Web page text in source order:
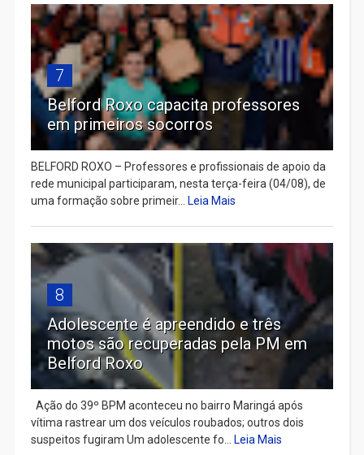
7
Belford Roxo capacita professores
em primeiros socorros
BELFORD ROXO – Professores e profissionais de apoio da
rede municipal participaram, nesta terça-feira (04/08), de
uma formação sobre primeir... Leia Mais
8
Adolescente é apreendido e três
motos são recuperadas pela PM em
Belford Roxo
Ação do 39º BPM aconteceu no bairro Maringá após
vítima rastrear um dos veículos roubados; outros dois
suspeitos fugiram Um adolescente fo... Leia Mais